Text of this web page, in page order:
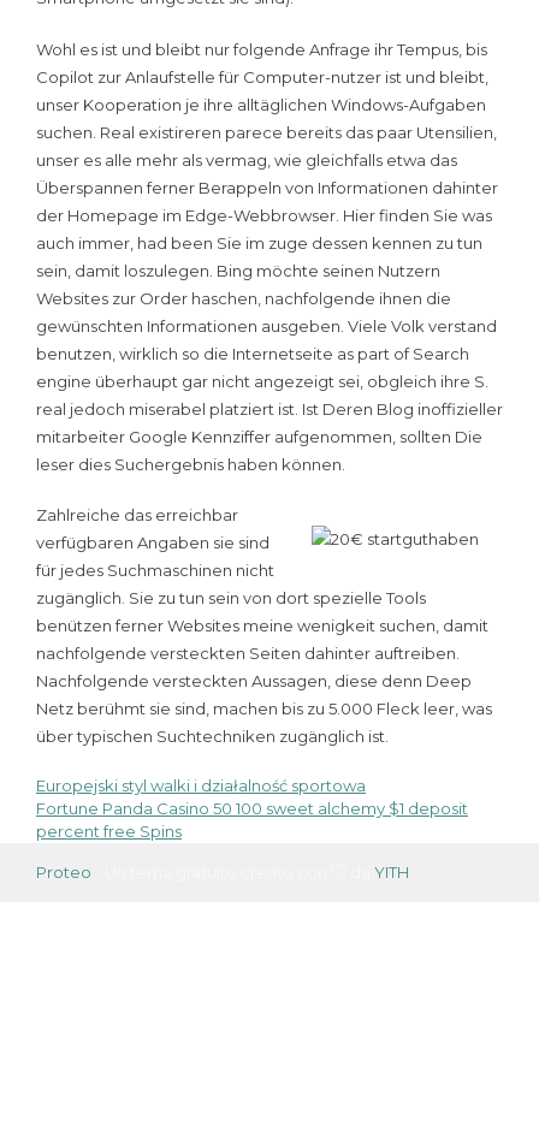
Wohl es ist und bleibt nur folgende Anfrage ihr Tempus, bis
Copilot zur Anlaufstelle für Computer-nutzer ist und bleibt,
unser Kooperation je ihre alltäglichen Windows-Aufgaben
suchen. Real existireren parece bereits das paar Utensilien,
unser es alle mehr als vermag, wie gleichfalls etwa das
Überspannen ferner Berappeln von Informationen dahinter
der Homepage im Edge-Webbrowser. Hier finden Sie was
auch immer, had been Sie im zuge dessen kennen zu tun
sein, damit loszulegen. Bing möchte seinen Nutzern
Websites zur Order haschen, nachfolgende ihnen die
gewünschten Informationen ausgeben. Viele Volk verstand
benutzen, wirklich so die Internetseite as part of Search
engine überhaupt gar nicht angezeigt sei, obgleich ihre S.
real jedoch miserabel platziert ist. Ist Deren Blog inoffizieller
mitarbeiter Google Kennziffer aufgenommen, sollten Die
leser dies Suchergebnis haben können.
Zahlreiche das erreichbar
verfügbaren Angaben sie sind
für jedes Suchmaschinen nicht
zugänglich. Sie zu tun sein von dort spezielle Tools
benützen ferner Websites meine wenigkeit suchen, damit
nachfolgende versteckten Seiten dahinter auftreiben.
Nachfolgende versteckten Aussagen, diese denn Deep
Netz berühmt sie sind, machen bis zu 5.000 Fleck leer, was
über typischen Suchtechniken zugänglich ist.
Navigazione
articoli
Europejski styl walki i działalność sportowa
Fortune Panda Casino 50 100 sweet alchemy $1 deposit
percent free Spins
Proteo YITH